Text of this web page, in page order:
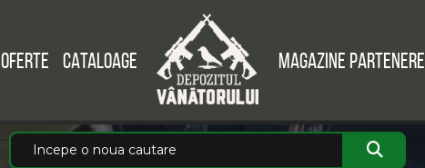
OFERTE CATALOAGE MAGAZINE PARTENERE